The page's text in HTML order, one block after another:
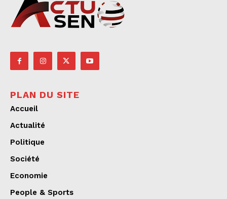
PLAN DU SITE
Accueil
Actualité
Politique
Société
Economie
People & Sports